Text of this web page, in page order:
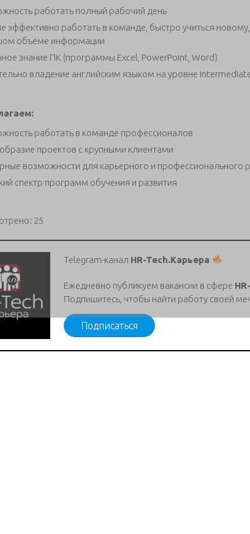
работать полный рабочий день
эффективно работать в команде, быстро учиться
объёме информации
знание ПК (программы Excel, PowerPoint, Word)
владение английским языком на уровне
работать в команде профессионалов
проектов с крупными клиентами
возможности для карьерного и профессионального
спектр программ обучения и развития
25
Telegram-канал HR-Tech.Карьера
Ежедневно публикуем вакансии в сфере
Подпишитесь, чтобы найти работу своей
Подписаться